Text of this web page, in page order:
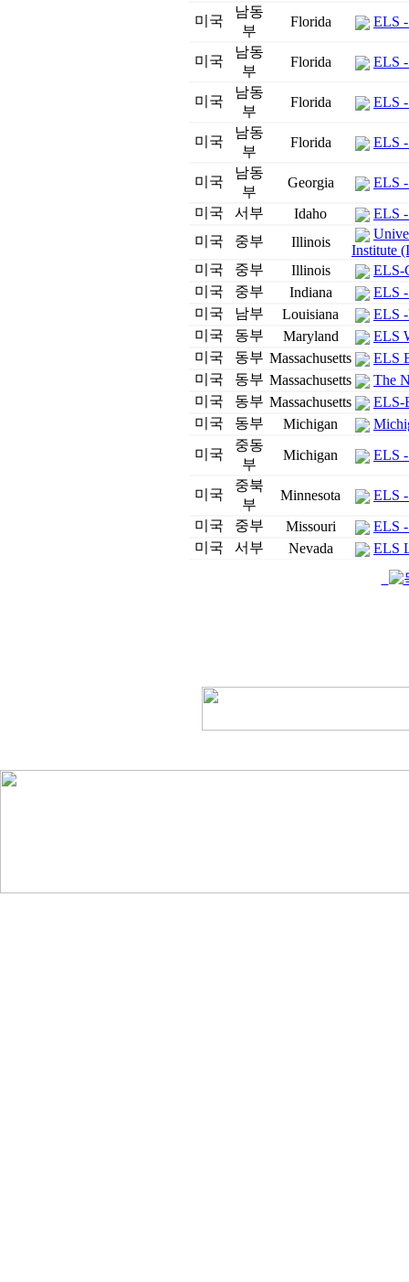
미국
남동
부
Florida ELS
미국
남동
부
Florida ELS
미국
남동
부
Florida ELS
미국
남동
부
Florida ELS
미국
남동
부
Georgia
ELS
미국
서부 Idaho
ELS
미국
중부 Illinois
Institute
미국
중부 Illinois
ELS-
미국
중부 Indiana
ELS
미국
남부 Louisiana
ELS
미국
동부 Maryland
ELS
미국
동부 Massachusetts
ELS
미국
동부 Massachusetts
The
미국
동부 Massachusetts
ELS-
미국
동부 Michigan
미국
중동
부
Michigan ELS
미국
중북
부
Minnesota
ELS
미국
중부 Missouri
ELS
미국
서부 Nevada ELS